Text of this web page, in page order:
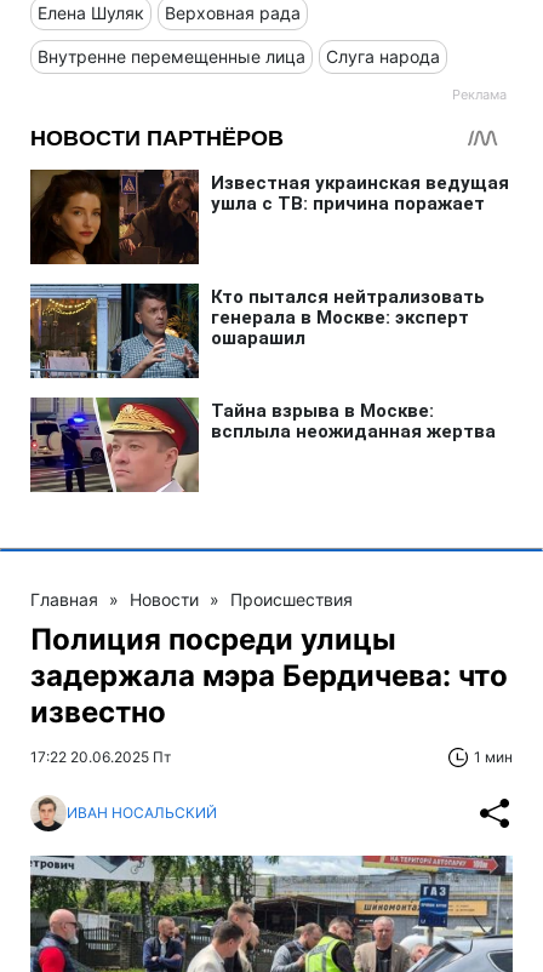
Елена Шуляк Верховная рада
Внутренне перемещенные лица Слуга народа
Главная » Новости » Происшествия
Полиция посреди улицы
задержала мэра Бердичева: что
известно
17:22 20.06.2025 Пт 1 мин
ИВАН НОСАЛЬСКИЙ